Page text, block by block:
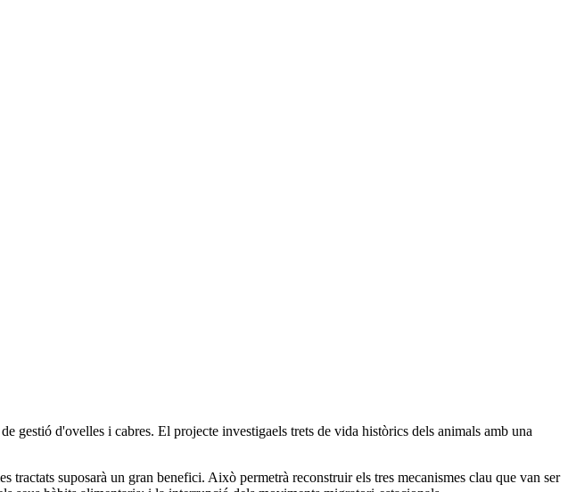
d'ovelles i cabres. El projecte investigaels trets de vida històrics dels animals amb una
suposarà un gran benefici. Això permetrà reconstruir els tres mecanismes clau que van ser